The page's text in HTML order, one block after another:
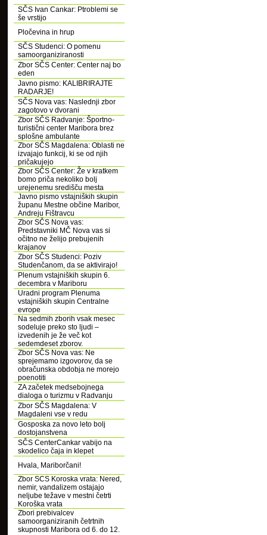
SČS Ivan Cankar: Ptroblemi se
še vrstijo
Pločevina in hrup
SČS Studenci: O pomenu
samoorganiziranosti
Zbor SČS Center: Center naj bo
eden
Javno pismo: KALIBRIRAJTE
RADARJE!
SČS Nova vas: Naslednji zbor
zagotovo v dvorani
Zbor SČS Radvanje: Športno-
turistični center Maribora brez
splošne ambulante
Zbor SČS Magdalena: Oblasti ne
izvajajo funkcij, ki se od njih
pričakujejo
Zbor SČS Center: Že v kratkem
bomo priča nekoliko bolj
urejenemu središču mesta
Javno pismo vstajniških skupin
županu Mestne občine Maribor,
Andreju Fištravcu
Zbor SČS Nova vas:
Predstavniki MČ Nova vas si
očitno ne želijo prebujenih
krajanov
Zbor SČS Studenci: Poziv
Studenčanom, da se aktivirajo!
Plenum vstajniških skupin 6.
decembra v Mariboru
Uradni program Plenuma
vstajniških skupin Centralne
evrope
Na sedmih zborih vsak mesec
sodeluje preko sto ljudi –
izvedenih je že več kot
sedemdeset zborov.
Zbor SČS Nova vas: Ne
sprejemamo izgovorov, da se
obračunska obdobja ne morejo
poenotiti
ZA začetek medsebojnega
dialoga o turizmu v Radvanju
Zbor SČS Magdalena: V
Magdaleni vse v redu
Gosposka za novo leto bolj
dostojanstvena
SČS CenterCankar vabijo na
skodelico čaja in klepet
Hvala, Mariborčani!
Zbor SCS Koroska vrata: Nered,
nemir, vandalizem ostajajo
neljube težave v mestni četrti
Koroška vrata
Zbori prebivalcev
samoorganiziranih četrtnih
skupnosti Maribora od 6. do 12.